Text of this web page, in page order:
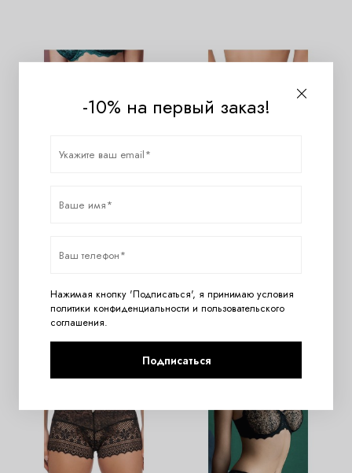
Кружевные трусы-шорты
-10% на первый заказ!
Нажимая кнопку 'Подписаться', я принимаю условия
политики конфиденциальности и пользовательского
соглашения.
Подписаться